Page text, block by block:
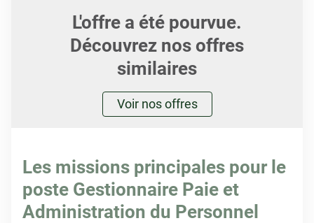
L'offre a été pourvue.
Découvrez nos offres
similaires
Voir nos offres
Les missions principales pour le
poste Gestionnaire Paie et
Administration du Personnel